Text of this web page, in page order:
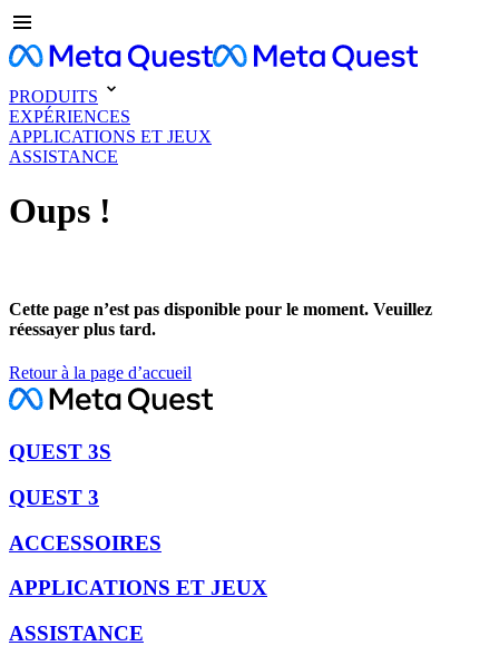
PRODUITS
EXPÉRIENCES
APPLICATIONS ET JEUX
ASSISTANCE
Oups !
Cette page n’est pas disponible pour le moment. Veuillez
réessayer plus tard.
Retour à la page d’accueil
QUEST 3S
QUEST 3
ACCESSOIRES
APPLICATIONS ET JEUX
ASSISTANCE